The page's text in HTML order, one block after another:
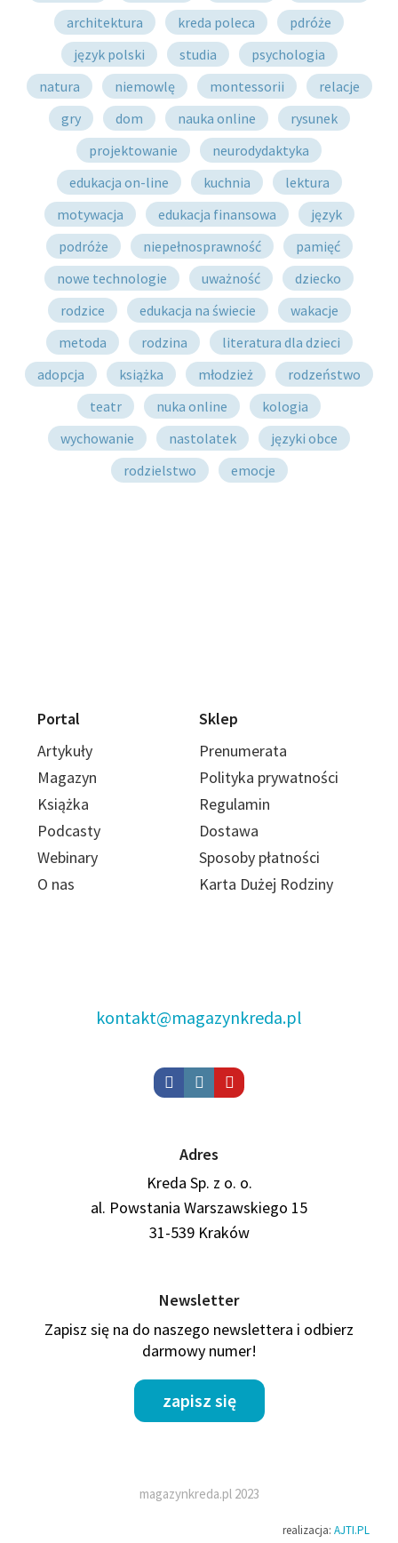
architektura
kreda poleca
pdróże
język polski
studia
psychologia
natura
niemowlę montessorii
relacje
gry
dom nauka online
rysunek
projektowanie
neurodydaktyka
edukacja on-line
kuchnia
lektura
motywacja
edukacja finansowa
język
podróże
niepełnosprawność
pamięć
nowe technologie
uważność
dziecko
rodzice
edukacja na świecie
wakacje
metoda
rodzina
literatura dla dzieci
adopcja
książka młodzież
rodzeństwo
teatr
nuka online
kologia
wychowanie
nastolatek
języki obce
rodzielstwo
emocje
Portal
Artykuły
Magazyn
Książka
Podcasty
Webinary
O nas
Sklep
Prenumerata
Polityka prywatności
Regulamin
Dostawa
Sposoby płatności
Karta Dużej Rodziny
kontakt@magazynkreda.pl
Newsletter
Zapisz się na do naszego newslettera i odbierz
darmowy numer!
zapisz się
Adres
Kreda Sp. z o. o.
al. Powstania Warszawskiego 15
31-539 Kraków
magazynkreda.pl 2023
realizacja: AJTI.PL